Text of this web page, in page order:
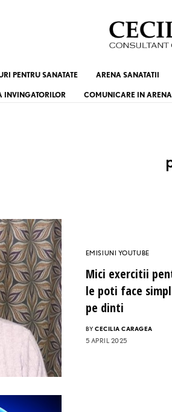
PENTRU SANATATE ARENA SANATATII
INVINGATORILOR COMUNICARE IN ARENA
EMISIUNI YOUTUBE
Mici exercitii
le poti face
pe dinti
BY CECILIA CARAGEA
5 APRIL 2025